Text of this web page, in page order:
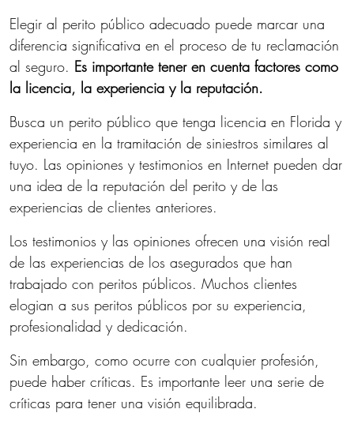
Elegir al perito público adecuado puede marcar una
diferencia significativa en el proceso de tu reclamación
al seguro. Es importante tener en cuenta factores como
la licencia, la experiencia y la reputación.
Busca un perito público que tenga licencia en Florida y
experiencia en la tramitación de siniestros similares al
tuyo. Las opiniones y testimonios en Internet pueden dar
una idea de la reputación del perito y de las
experiencias de clientes anteriores.
Los testimonios y las opiniones ofrecen una visión real
de las experiencias de los asegurados que han
trabajado con peritos públicos. Muchos clientes
elogian a sus peritos públicos por su experiencia,
profesionalidad y dedicación.
Sin embargo, como ocurre con cualquier profesión,
puede haber críticas. Es importante leer una serie de
críticas para tener una visión equilibrada.